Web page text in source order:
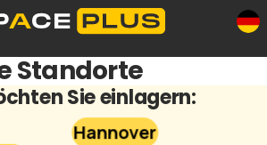
Was ist Selfstorage
Büroräume
Verpackungsmaterial
Standorte
Sie einlagern:
Hannover